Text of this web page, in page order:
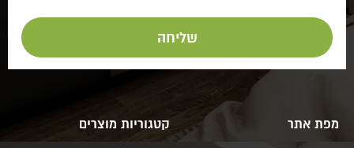
מפת אתר קטגוריות מוצרים